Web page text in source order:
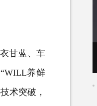
甘蓝、车
养鲜
术突破，